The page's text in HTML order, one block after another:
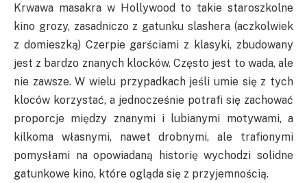
Krwawa masakra w Hollywood to takie staroszkolne
kino grozy, zasadniczo z gatunku slashera (aczkolwiek
z domieszką) Czerpie garściami z klasyki, zbudowany
jest z bardzo znanych klocków. Często jest to wada, ale
nie zawsze. W wielu przypadkach jeśli umie się z tych
kloców korzystać, a jednocześnie potrafi się zachować
proporcje między znanymi i lubianymi motywami, a
kilkoma własnymi, nawet drobnymi, ale trafionymi
pomysłami na opowiadaną historię wychodzi solidne
gatunkowe kino, które ogląda się z przyjemnością.